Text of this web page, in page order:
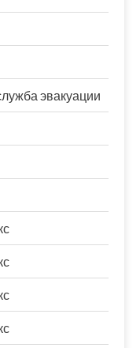
эвакуации